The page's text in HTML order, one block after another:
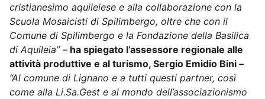
cristianesimo aquileiese e alla collaborazione con la
Scuola Mosaicisti di Spilimbergo, oltre che con il
Comune di Spilimbergo e la Fondazione della Basilica
di Aquileia” – ha spiegato l’assessore regionale alle
attività produttive e al turismo, Sergio Emidio Bini –
“Al comune di Lignano e a tutti questi partner, così
come alla Li.Sa.Gest e al mondo dell’associazionismo